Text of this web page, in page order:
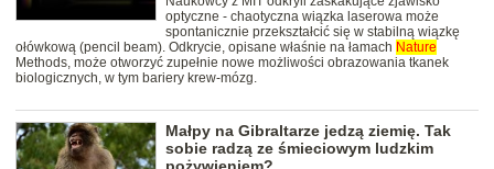
optyczne - chaotyczna wiązka laserowa może
spontanicznie przekształcić się w stabilną wiązkę
ołówkową (pencil beam). Odkrycie, opisane właśnie na łamach Nature
Methods, może otworzyć zupełnie nowe możliwości obrazowania tkanek
biologicznych, w tym bariery krew-mózg.
Małpy na Gibraltarze jedzą ziemię. Tak
sobie radzą ze śmieciowym ludzkim